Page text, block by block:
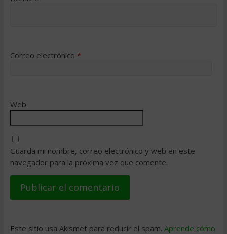
Correo electrónico *
Web
Guarda mi nombre, correo electrónico y web en este
navegador para la próxima vez que comente.
Este sitio usa Akismet para reducir el spam. Aprende cómo